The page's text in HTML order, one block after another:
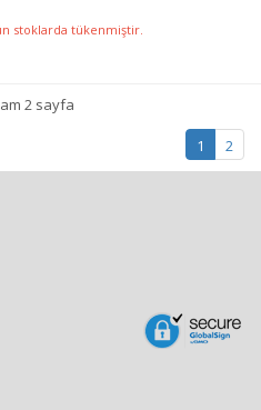
stoklarda tükenmiştir.
2 sayfa
1 2